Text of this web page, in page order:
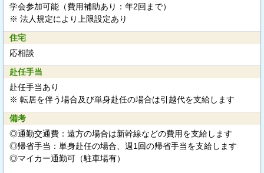
学会参加可能（費用補助あり：年2回まで）
※ 法人規定により上限設定あり
住宅
応相談
赴任手当
赴任手当あり
※ 転居を伴う場合及び単身赴任の場合は引越代を支給します
備考
◎通勤交通費：遠方の場合は新幹線などの費用を支給します
◎帰省手当：単身赴任の場合、週1回の帰省手当を支給します
◎マイカー通勤可（駐車場有）